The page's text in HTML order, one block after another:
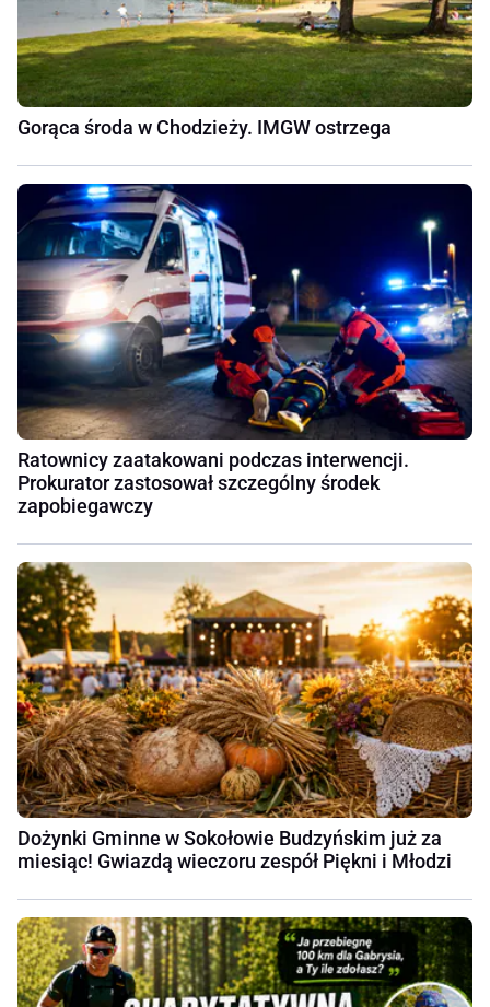
Gorąca środa w Chodzieży. IMGW ostrzega
Ratownicy zaatakowani podczas interwencji.
Prokurator zastosował szczególny środek
zapobiegawczy
Dożynki Gminne w Sokołowie Budzyńskim już za
miesiąc! Gwiazdą wieczoru zespół Piękni i Młodzi